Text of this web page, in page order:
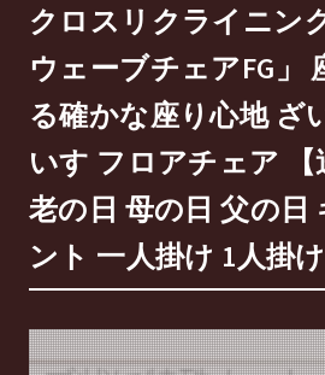
クロスリクライニン
ウェーブチェアFG」
る確かな座り心地 ざ
いす フロアチェア 【
老の日 母の日 父の日
ント 一人掛け 1人掛け